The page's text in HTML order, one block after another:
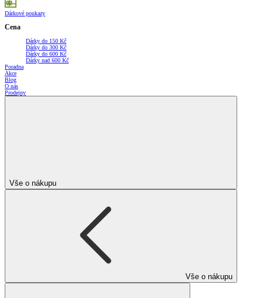
Dárkové poukazy
Cena
Dárky do 150 Kč
Dárky do 300 Kč
Dárky do 600 Kč
Dárky nad 600 Kč
Poradna
Akce
Blog
O nás
Prodejny
Vše o nákupu
Vše o nákupu